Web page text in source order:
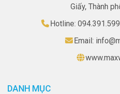
Giấy, Thành
Hotline:
Email:
DANH MỤC